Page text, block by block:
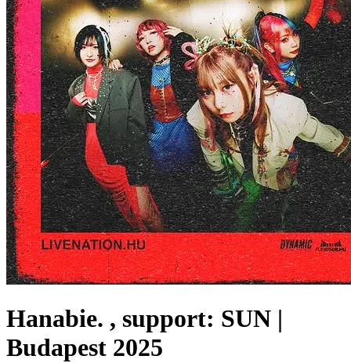
Hanabie. , support: SUN |
Budapest 2025